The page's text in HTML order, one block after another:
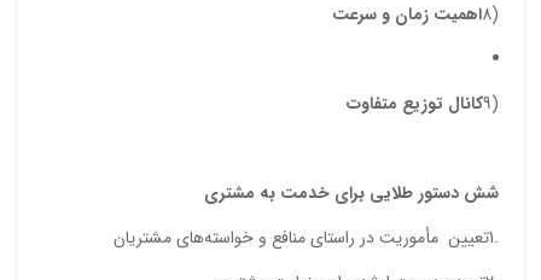
(8 اهمیت زمان و سرعت
(9 کانال توزیع متفاوت
شش دستور طلايي براي خدمت به مشتري
.1تعيين مأموريت در راستاي منافع و خواسته‌هاي مشتريان